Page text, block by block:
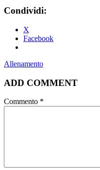
Condividi:
X
Facebook
Allenamento
ADD COMMENT
Commento *